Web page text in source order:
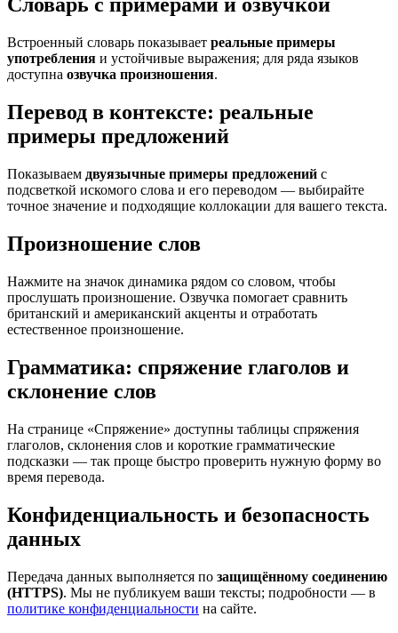
Словарь с примерами и озвучкой
Встроенный словарь показывает реальные примеры
употребления и устойчивые выражения; для ряда языков
доступна озвучка произношения.
Перевод в контексте: реальные
примеры предложений
Показываем двуязычные примеры предложений с
подсветкой искомого слова и его переводом — выбирайте
точное значение и подходящие коллокации для вашего текста.
Произношение слов
Нажмите на значок динамика рядом со словом, чтобы
прослушать произношение. Озвучка помогает сравнить
британский и американский акценты и отработать
естественное произношение.
Грамматика: спряжение глаголов и
склонение слов
На странице «Спряжение» доступны таблицы спряжения
глаголов, склонения слов и короткие грамматические
подсказки — так проще быстро проверить нужную форму во
время перевода.
Конфиденциальность и безопасность
данных
Передача данных выполняется по защищённому соединению
(HTTPS). Мы не публикуем ваши тексты; подробности — в
политике конфиденциальности на сайте.